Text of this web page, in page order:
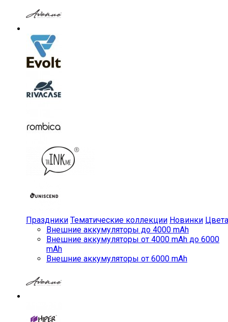
Праздники Тематические коллекции Новинки Цвета
Внешние аккумуляторы до 4000 mAh
Внешние аккумуляторы от 4000 mAh до 6000
mAh
Внешние аккумуляторы от 6000 mAh